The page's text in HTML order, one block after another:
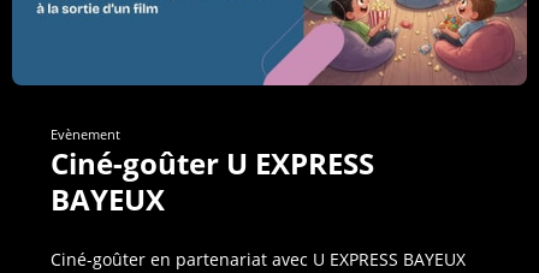
Evènement
Ciné-goûter U EXPRESS
BAYEUX
Ciné-goûter en partenariat avec U EXPRESS BAYEUX